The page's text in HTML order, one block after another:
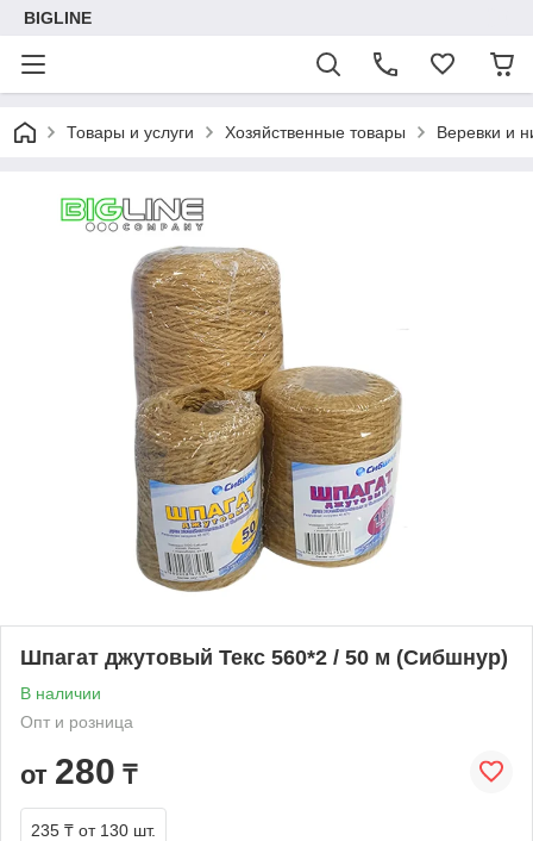
BIGLINE
Товары и услуги Хозяйственные товары Веревки и
Шпагат джутовый Текс 560*2 / 50 м (Сибшнур)
В наличии
Опт и розница
от 280 ₸
235 ₸ от 130 шт.